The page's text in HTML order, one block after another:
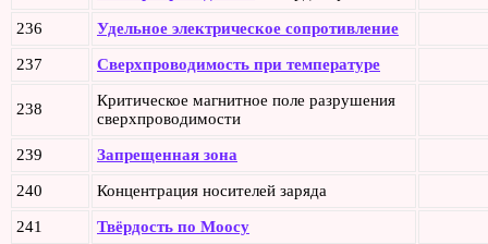
236 Удельное электрическое сопротивление
237 Сверхпроводимость при температуре
238
Критическое магнитное поле разрушения
сверхпроводимости
239 Запрещенная зона
240 Концентрация носителей заряда
241 Твёрдость по Моосу